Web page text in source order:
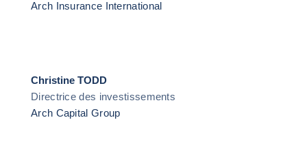
Arch Insurance International
Christine TODD
Directrice des investissements
Arch Capital Group